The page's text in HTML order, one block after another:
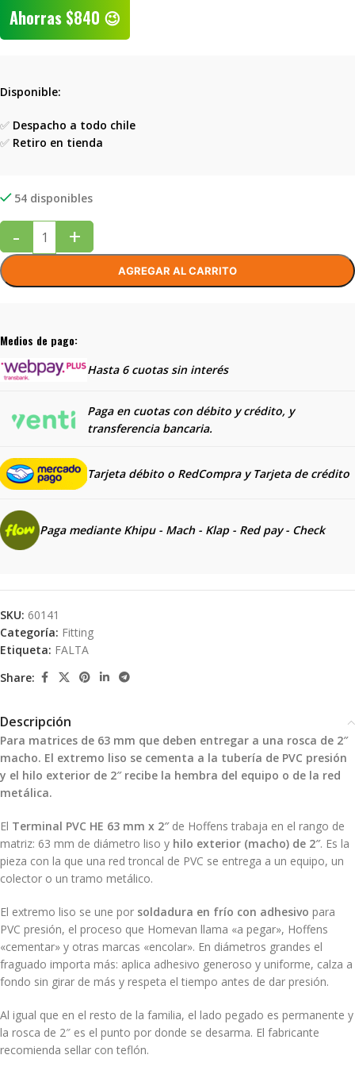
Ahorras $840 😉
Disponible:
✅ Despacho a todo chile
✅ Retiro en tienda
54 disponibles
- +
AGREGAR AL CARRITO
Medios de pago:
Hasta 6 cuotas sin interés
Paga en cuotas con débito y crédito, y
transferencia bancaria.
Tarjeta débito o RedCompra y Tarjeta de crédito
Paga mediante Khipu - Mach - Klap - Red pay - Check
SKU: 60141
Categoría: Fitting
Etiqueta: FALTA
Share:
Descripción
Para matrices de 63 mm que deben entregar a una rosca de 2″
macho. El extremo liso se cementa a la tubería de PVC presión
y el hilo exterior de 2″ recibe la hembra del equipo o de la red
metálica.
El Terminal PVC HE 63 mm x 2″de Hoffens trabaja en el rango de
matriz: 63 mm de diámetro liso y hilo exterior (macho) de 2″. Es la
pieza con la que una red troncal de PVC se entrega a un equipo, un
colector o un tramo metálico.
El extremo liso se une por soldadura en frío con adhesivo para
PVC presión, el proceso que Homevan llama «a pegar», Hoffens
«cementar» y otras marcas «encolar». En diámetros grandes el
fraguado importa más: aplica adhesivo generoso y uniforme, calza a
fondo sin girar de más y respeta el tiempo antes de dar presión.
Al igual que en el resto de la familia, el lado pegado es permanente y
la rosca de 2″ es el punto por donde se desarma. El fabricante
recomienda sellar con teflón.